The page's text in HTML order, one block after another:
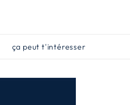
ça peut t'intéresser